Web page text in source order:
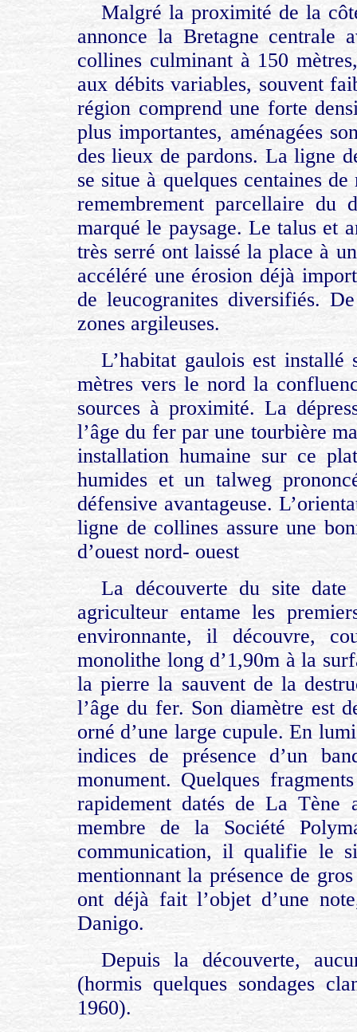
Malgré la proximité de la
annonce la Bretagne centrale
collines culminant à 150
aux débits variables, souvent
région comprend une forte
plus importantes, aménagées
des lieux de pardons. La ligne
se situe à quelques centaines
remembrement parcellaire du
marqué le paysage. Le talus et
très serré ont laissé la place à
accéléré une érosion déjà
de leucogranites diversifiés.
zones argileuses.
L’habitat gaulois est
mètres vers le nord la
sources à proximité. La
l’âge du fer par une tourbière
installation humaine sur ce
humides et un talweg
défensive avantageuse.
ligne de collines assure une
d’ouest nord- ouest
La découverte du site
agriculteur entame les
environnante, il découvre,
monolithe long d’1,90m à la
la pierre la sauvent de la
l’âge du fer. Son diamètre est
orné d’une large cupule. En
indices de présence d’un
monument. Quelques
rapidement datés de La Tène
membre de la Société
communication, il qualifie le
mentionnant la présence de
ont déjà fait l’objet d’une
Danigo.
Depuis la découverte,
(hormis quelques sondages
1960).